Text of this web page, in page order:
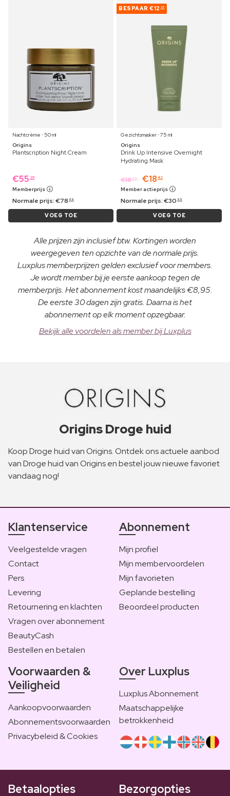
Nachtcrème ⋅ 50 ml
Origins
Plantscription Night Cream
€55 29
Memberprijs
Normale prijs:€78 99
VOEG TOE
BESPAAR €12 57
Gezichtsmasker ⋅ 75 ml
Origins
Drink Up Intensive Overnight
Hydrating Mask
€18 99 €18 42
Member actieprijs
Normale prijs:€30 99
VOEG TOE
Alle prijzen zijn inclusief btw. Kortingen worden
weergegeven ten opzichte van de normale prijs.
Luxplus memberprijzen gelden exclusief voor members.
Je wordt member bij je eerste aankoop tegen de
memberprijs. Het abonnement kost maandelijks €8,95.
De eerste 30 dagen zijn gratis. Daarna is het
abonnement op elk moment opzegbaar.
Bekijk alle voordelen als member bij Luxplus
Origins Droge huid
Koop Droge huid van Origins. Ontdek ons actuele aanbod
van Droge huid van Origins en bestel jouw nieuwe favoriet
vandaag nog!
Klantenservice
Veelgestelde vragen
Contact
Pers
Levering
Retournering en klachten
Vragen over abonnement
BeautyCash
Bestellen en betalen
Abonnement
Mijn profiel
Mijn membervoordelen
Mijn favorieten
Geplande bestelling
Beoordeel producten
Voorwaarden &
Veiligheid
Aankoopvoorwaarden
Abonnementsvoorwaarden
Privacybeleid & Cookies
Over Luxplus
Luxplus Abonnement
Maatschappelijke
betrokkenheid
Betaalopties Bezorgopties